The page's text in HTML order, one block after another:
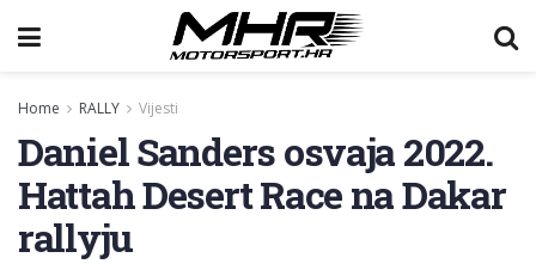
Home RALLY Vijesti
Daniel Sanders osvaja 2022.
Hattah Desert Race na Dakar
rallyju